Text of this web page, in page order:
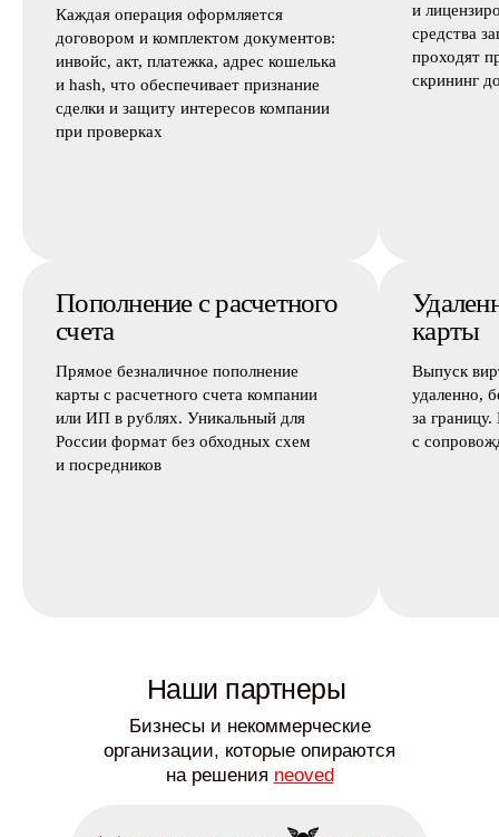
Каждая операция оформляется
договором и комплектом документов:
инвойс, акт, платежка, адрес кошелька
и hash, что обеспечивает признание
сделки и защиту интересов компании
при проверках
и
средства
проходят
скрининг
Пополнение с расчетного
счета
Прямое безналичное пополнение
карты с расчетного счета компании
или ИП в рублях. Уникальный для
России формат без обходных схем
и посредников
карты
Выпуск
удаленно,
за
с
Наши партнеры
Бизнесы и некоммерческие
организации, которые опираются
на решения neoved